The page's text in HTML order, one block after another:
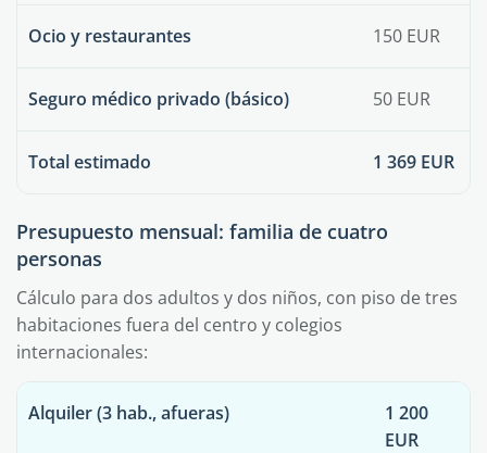
Ocio y restaurantes 150 EUR
Seguro médico privado (básico) 50 EUR
Total estimado 1 369 EUR
Presupuesto mensual: familia de cuatro
personas
Cálculo para dos adultos y dos niños, con piso de tres
habitaciones fuera del centro y colegios
internacionales:
Alquiler (3 hab., afueras)
1 200
EUR